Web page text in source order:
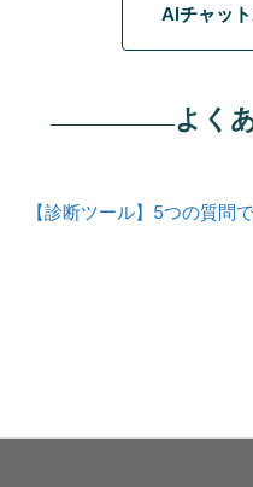
AIチャッ
よく
【診断ツール】5つの質